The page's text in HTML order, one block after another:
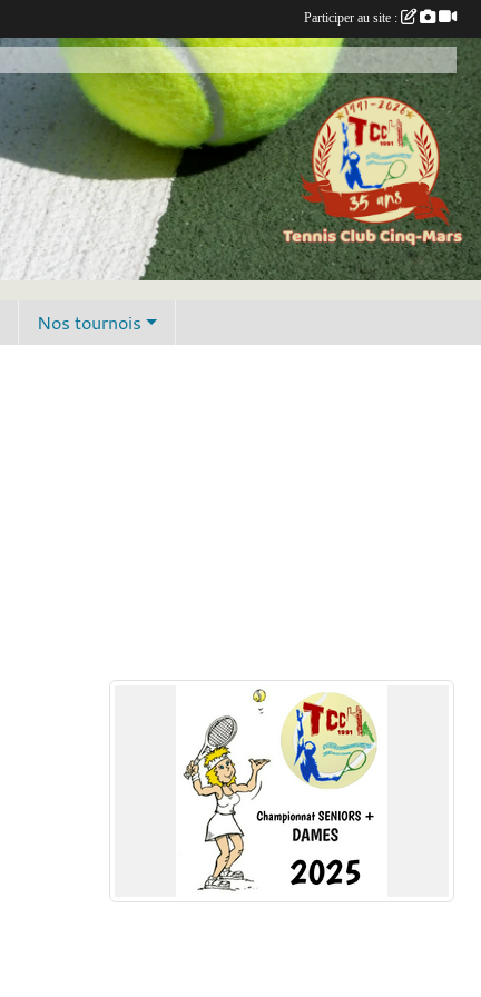
Nos tournois
Participer au site :